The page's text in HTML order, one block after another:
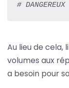
#
Au lieu de
volumes aux
a besoin pour